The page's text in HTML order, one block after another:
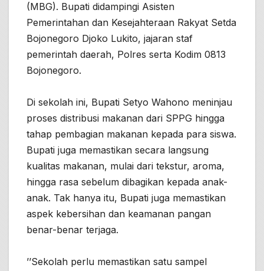
(MBG). Bupati didampingi Asisten
Pemerintahan dan Kesejahteraan Rakyat Setda
Bojonegoro Djoko Lukito, jajaran staf
pemerintah daerah, Polres serta Kodim 0813
Bojonegoro.
Di sekolah ini, Bupati Setyo Wahono meninjau
proses distribusi makanan dari SPPG hingga
tahap pembagian makanan kepada para siswa.
Bupati juga memastikan secara langsung
kualitas makanan, mulai dari tekstur, aroma,
hingga rasa sebelum dibagikan kepada anak-
anak. Tak hanya itu, Bupati juga memastikan
aspek kebersihan dan keamanan pangan
benar-benar terjaga.
’’Sekolah perlu memastikan satu sampel